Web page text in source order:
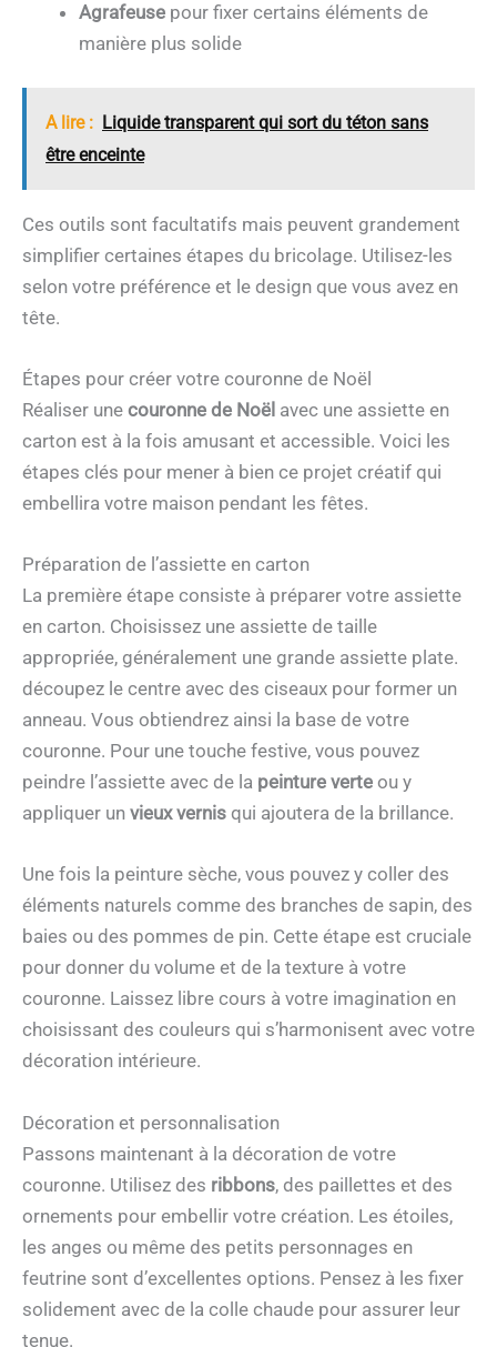
Agrafeuse pour fixer certains éléments de
manière plus solide
A lire : Liquide transparent qui sort du téton sans
être enceinte
Ces outils sont facultatifs mais peuvent grandement
simplifier certaines étapes du bricolage. Utilisez-les
selon votre préférence et le design que vous avez en
tête.
Étapes pour créer votre couronne de Noël
Réaliser une couronne de Noël avec une assiette en
carton est à la fois amusant et accessible. Voici les
étapes clés pour mener à bien ce projet créatif qui
embellira votre maison pendant les fêtes.
Préparation de l’assiette en carton
La première étape consiste à préparer votre assiette
en carton. Choisissez une assiette de taille
appropriée, généralement une grande assiette plate.
découpez le centre avec des ciseaux pour former un
anneau. Vous obtiendrez ainsi la base de votre
couronne. Pour une touche festive, vous pouvez
peindre l’assiette avec de la peinture verte ou y
appliquer un vieux vernis qui ajoutera de la brillance.
Une fois la peinture sèche, vous pouvez y coller des
éléments naturels comme des branches de sapin, des
baies ou des pommes de pin. Cette étape est cruciale
pour donner du volume et de la texture à votre
couronne. Laissez libre cours à votre imagination en
choisissant des couleurs qui s’harmonisent avec votre
décoration intérieure.
Décoration et personnalisation
Passons maintenant à la décoration de votre
couronne. Utilisez des ribbons, des paillettes et des
ornements pour embellir votre création. Les étoiles,
les anges ou même des petits personnages en
feutrine sont d’excellentes options. Pensez à les fixer
solidement avec de la colle chaude pour assurer leur
tenue.